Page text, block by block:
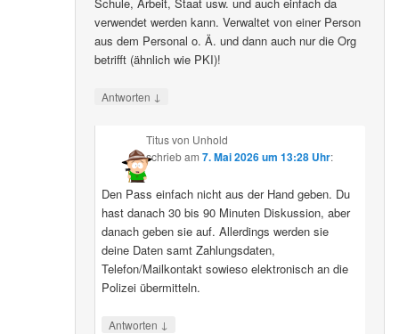
verwendet werden kann. Verwaltet von einer Person
aus dem Personal o. Ä. und dann auch nur die Org
betrifft (ähnlich wie PKI)!
Antworten ↓
Titus von Unhold
schriebam 7. Mai 2026 um 13:28 Uhr:
Den Pass einfach nicht aus der Hand geben. Du
hast danach 30 bis 90 Minuten Diskussion, aber
danach geben sie auf. Allerdings werden sie
deine Daten samt Zahlungsdaten,
Telefon/Mailkontakt sowieso elektronisch an die
Polizei übermitteln.
Antworten ↓